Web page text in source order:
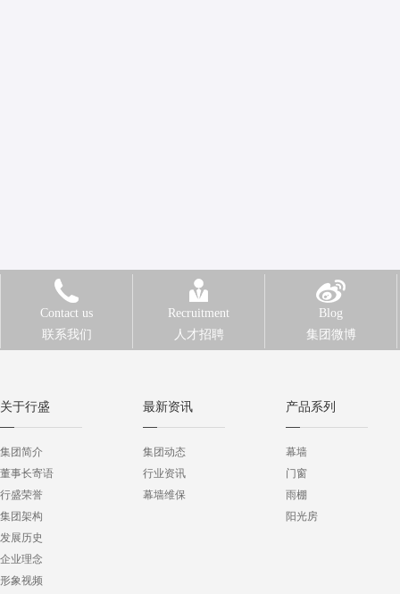
Contact us
联系我们
Recruitment
人才招聘
Blog
集团微博
关于行盛
集团简介
董事长寄语
行盛荣誉
集团架构
发展历史
企业理念
形象视频
最新资讯
集团动态
行业资讯
幕墙维保
产品系列
幕墙
门窗
雨棚
阳光房